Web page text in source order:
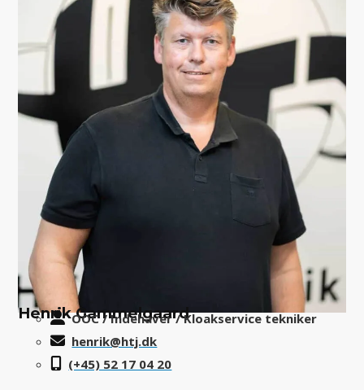
Henrik Gammelgaard
OOC / Indehaver / Kloakservice tekniker
henrik@htj.dk
(+45) 52 17 04 20